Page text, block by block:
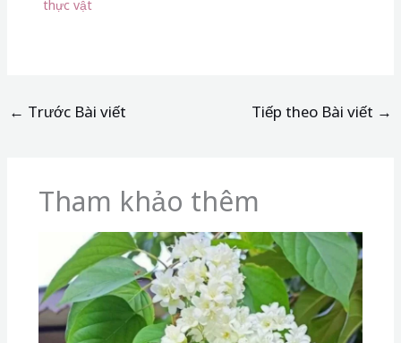
thực vật
← Trước Bài viết Tiếp theo Bài viết →
Tham khảo thêm